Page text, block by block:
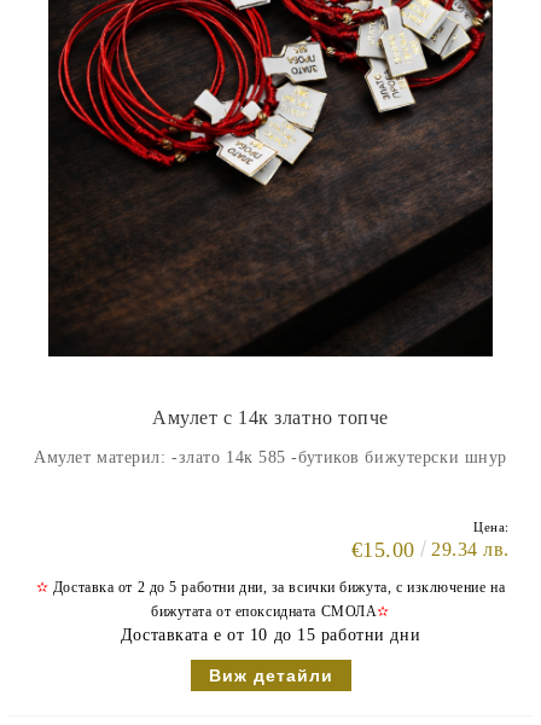
Амулет с 14к златно топче
Амулет материл: -злато 14к 585 -бутиков бижутерски шнур
Цена:
€15.00 29.34 лв.
✫ Доставка от 2 до 5 работни дни, за всички бижута, с изключение на
бижутата от епоксидната СМОЛА✫
Доставката е от 10 до 15 работни дни
Виж детайли